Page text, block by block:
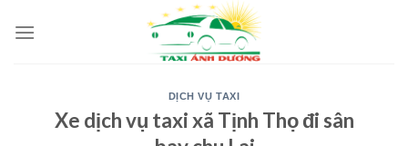
DỊCH VỤ TAXI
Xe dịch vụ taxi xã Tịnh Thọ đi sân